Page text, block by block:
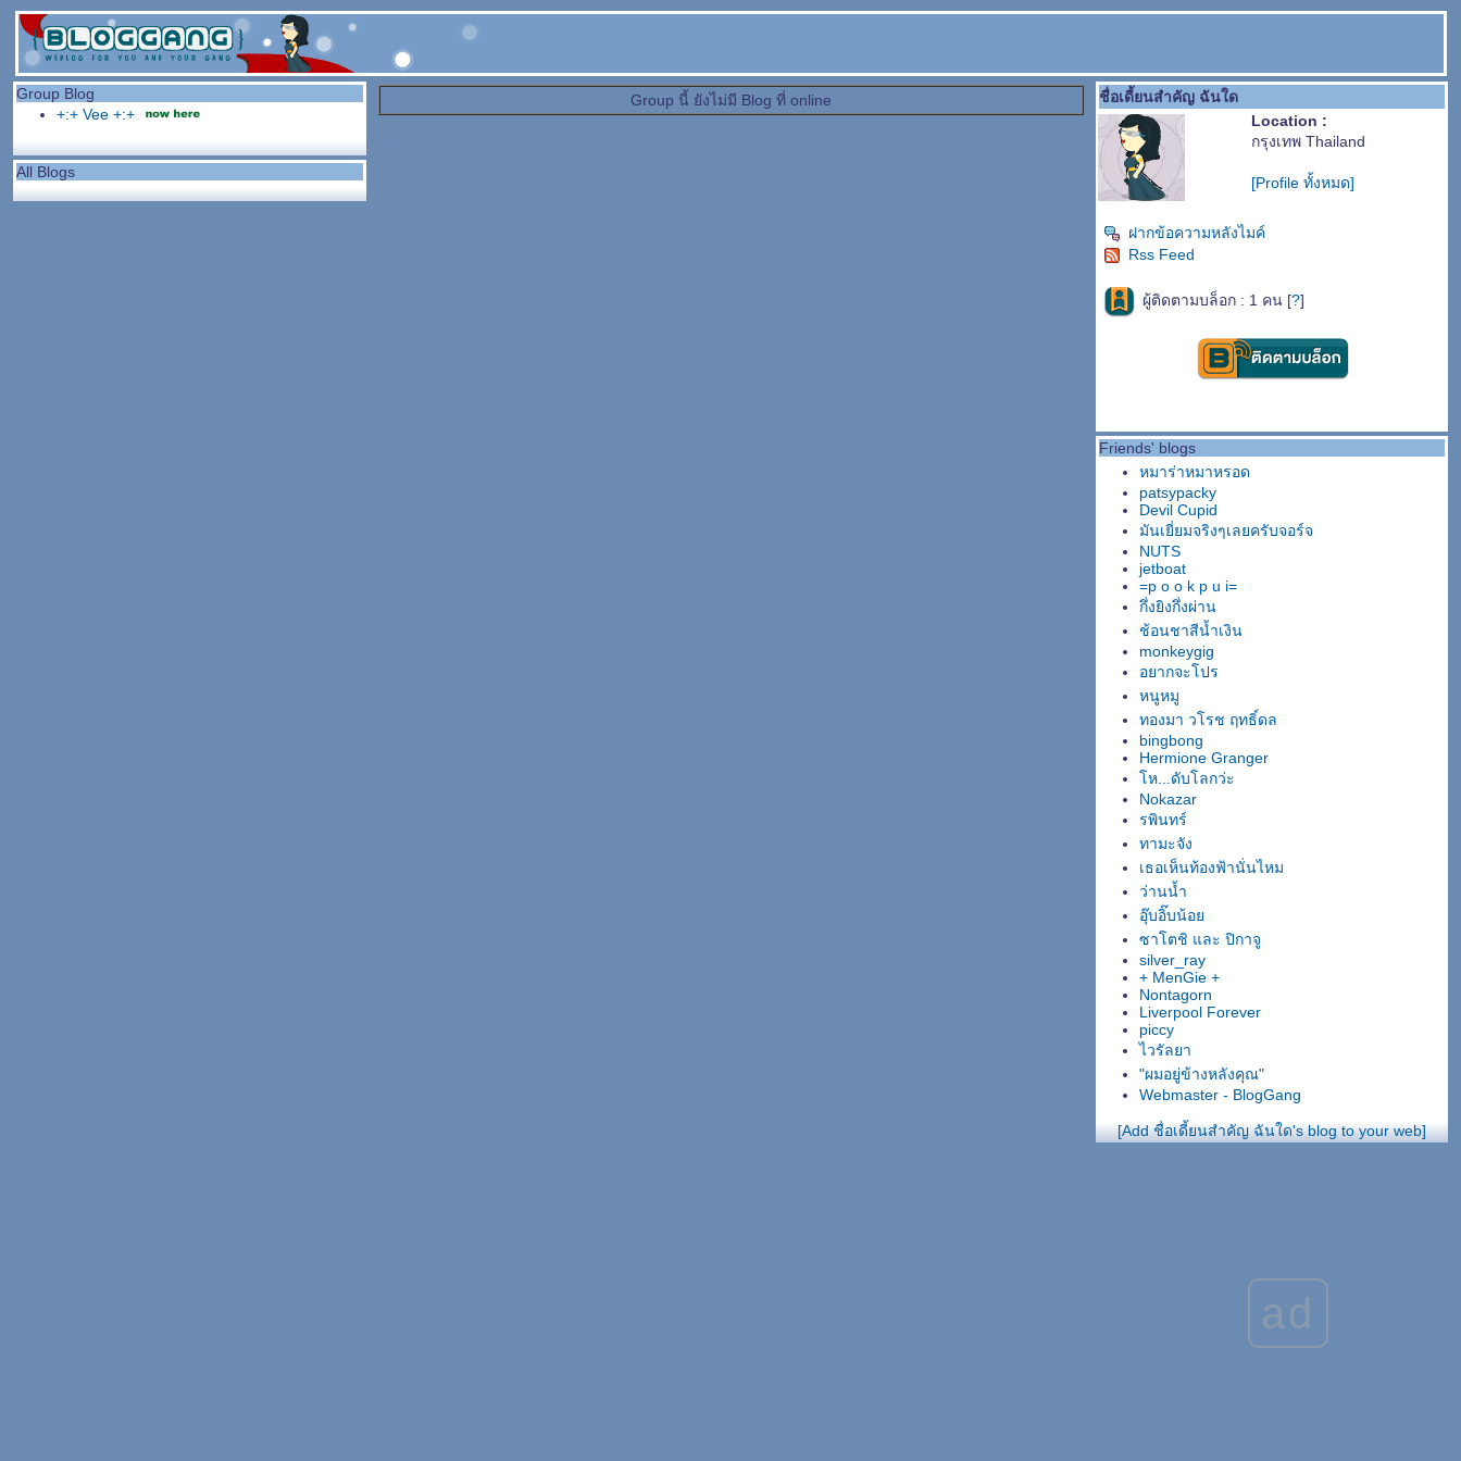
Group Blog
+:+ Vee +:+
All Blogs
Group นี้ ยังไม่มี Blog ที่ online
ชื่อเดี้ยนสำคัญ ฉันใด
Location :
กรุงเทพ Thailand
[Profile ทั้งหมด]
ฝากข้อความหลังไมค์
Rss Feed
ผู้ติดตามบล็อก : 1 คน [?]
Friends' blogs
หมาร่าหมาหรอด
patsypacky
Devil Cupid
มันเยี่ยมจริงๆเลยครับจอร์จ
NUTS
jetboat
=p o o k p u i=
กึ่งยิงกึ่งผ่าน
ช้อนชาสีน้ำเงิน
monkeygig
อยากจะโปร
หนูหมู
ทองมา วโรช ฤทธิ์ดล
bingbong
Hermione Granger
โห...ดับโลกว่ะ
Nokazar
รพินทร์
ทามะจัง
เธอเห็นท้องฟ้านั่นไหม
ว่านน้ำ
อุ๊บอิ๊บน้อย
ซาโตชิ และ ปิกาจู
silver_ray
+ MenGie +
Nontagorn
Liverpool Forever
piccy
ไวรัลยา
"ผมอยู่ข้างหลังคุณ"
Webmaster - BlogGang
[Add ชื่อเดี้ยนสำคัญ ฉันใด's blog to your web]
ad